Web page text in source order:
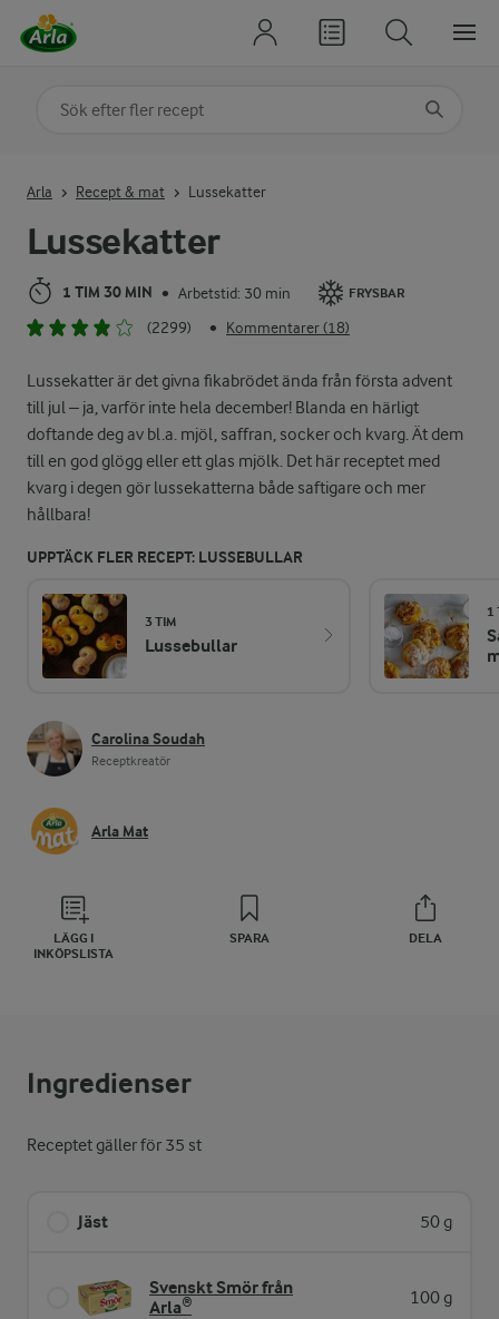
Lussekatter
1 TIM 30 MIN • Arbetstid: 30 min FRYSBAR
(2299) • Kommentarer (18)
Lussekatter är det givna fikabrödet ända från första advent
till jul – ja, varför inte hela december! Blanda en härligt
doftande deg av bl.a. mjöl, saffran, socker och kvarg. Ät dem
till en god glögg eller ett glas mjölk. Det här receptet med
kvarg i degen gör lussekatterna både saftigare och mer
hållbara!
UPPTÄCK FLER RECEPT: LUSSEBULLAR
3 TIM
Lussebullar
1
Carolina Soudah
Receptkreatör
Arla Mat
LÄGG I
INKÖPSLISTA
SPARA DELA
Arla Recept & mat Lussekatter
Ingredienser
Receptet gäller för 35 st
Jäst 50 g
Svenskt Smör från
Arla®
100 g
Sök på kategori eller ingrediens